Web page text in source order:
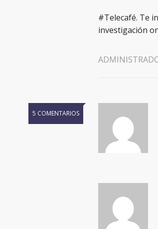
#Telecafé. Te
investigación
5 COMENTARIOS